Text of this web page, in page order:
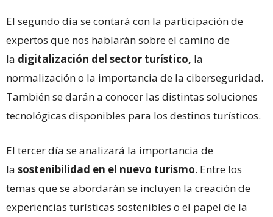
El segundo día se contará con la participación de
expertos que nos hablarán sobre el camino de
la digitalización del sector turístico, la
normalización o la importancia de la ciberseguridad.
También se darán a conocer las distintas soluciones
tecnológicas disponibles para los destinos turísticos.
El tercer día se analizará la importancia de
la sostenibilidad en el nuevo turismo. Entre los
temas que se abordarán se incluyen la creación de
experiencias turísticas sostenibles o el papel de la